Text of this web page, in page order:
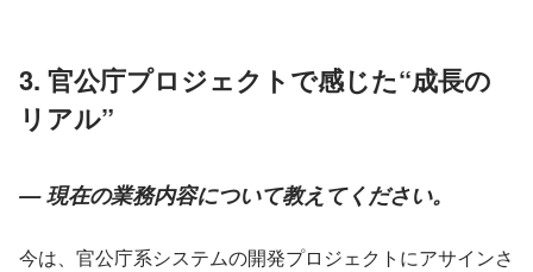
3. 官公庁プロジェクトで感じた“成長の
リアル”
— 現在の業務内容について教えてください。
今は、官公庁系システムの開発プロジェクトにアサインさ